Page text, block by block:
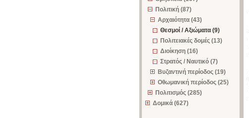
Πολιτική (87)
Αρχαιότητα (43)
Θεσμοί / Αξιώματα (9)
Πολιτειακές δομές (13)
Διοίκηση (16)
Στρατός / Ναυτικό (7)
Βυζαντινή περίοδος (19)
Οθωμανική περίοδος (25)
Πολιτισμός (285)
Δομικά (627)